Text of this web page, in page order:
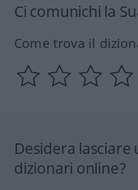
Ci comunichi la
Come trova il
Desidera
dizionari online?